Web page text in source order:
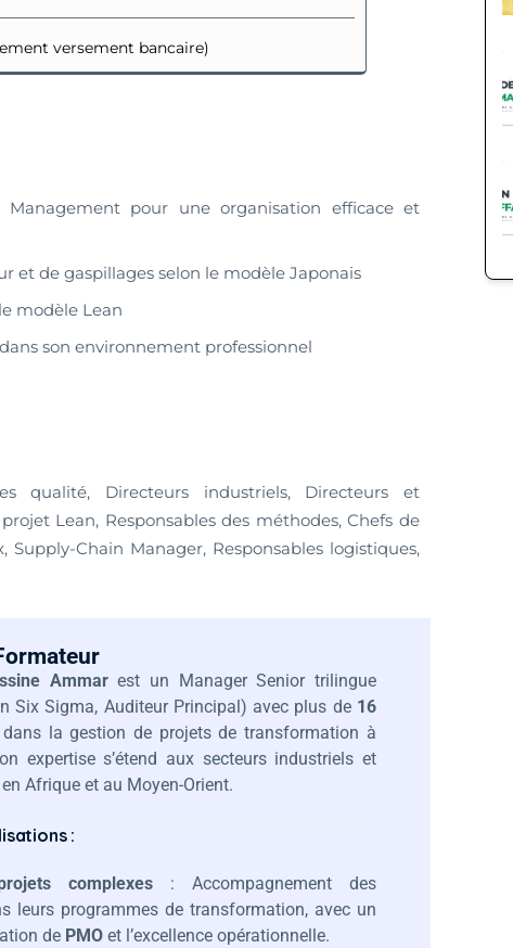
versement bancaire)
pour une organisation efficace et
et de gaspillages selon le modèle Japonais
modèle Lean
son environnement professionnel
qualité, Directeurs industriels, Directeurs et
Lean, Responsables des méthodes, Chefs de
Chain Manager, Responsables logistiques,
Ammarest un Manager Senior trilingue
Six Sigma, Auditeur Principal) avec plus de 16
dans la gestion de projets de transformation à
expertise s’étend aux secteurs industriels et
Afrique et au Moyen-Orient.
:
complexes: Accompagnement des
leurs programmes de transformation, avec un
de PMO et l’excellence opérationnelle.